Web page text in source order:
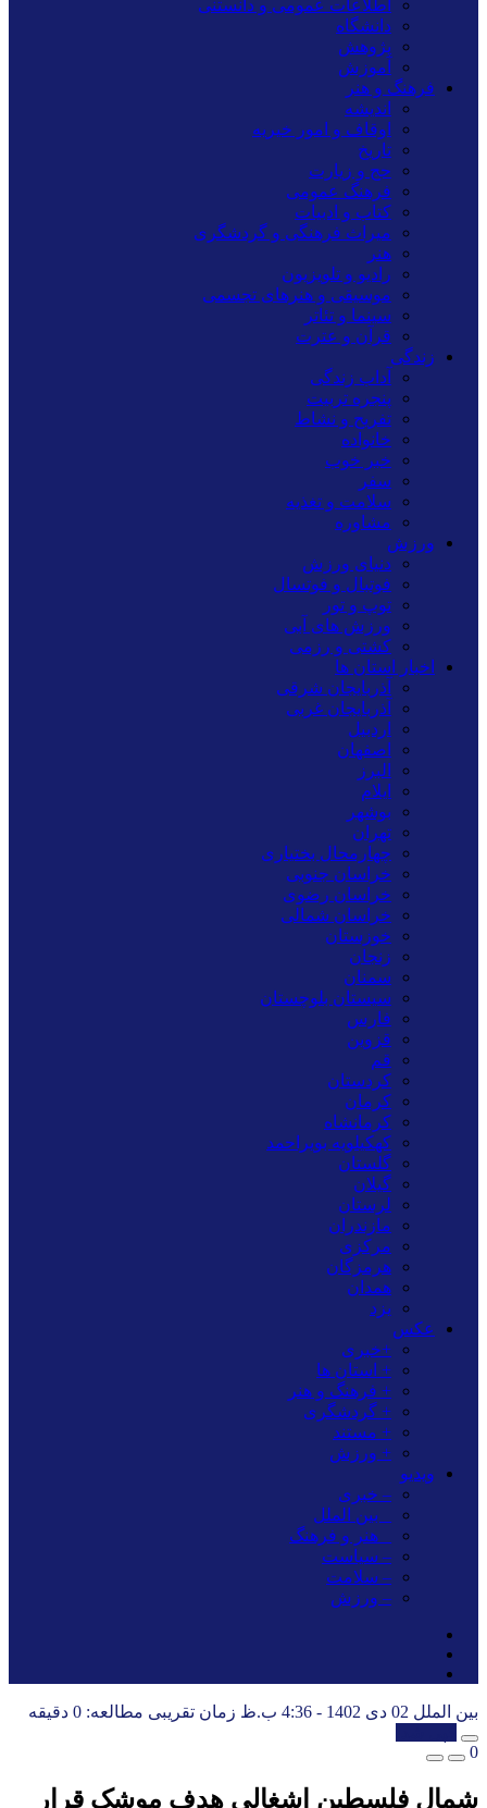
اطلاعات عمومی و دانستنی
دانشگاه
پژوهش
آموزش
فرهنگ و هنر
اندیشه
اوقاف و امور خیریه
تاریخ
حج و زیارت
فرهنگ عمومی
کتاب و ادبیات
میراث فرهنگی و گردشگری
هنر
رادیو و تلویزیون
موسیقی و هنرهای تجسمی
سینما و تئاتر
قرآن و عترت
زندگی
آداب زندگی
پنجره تربیت
تفریح و نشاط
خانواده
خبر خوب
سفر
سلامت و تغذیه
مشاوره
ورزش
دنیای ورزش
فوتبال و فوتسال
توپ و تور
ورزش های آبی
کشتی و رزمی
اخبار استان ها
آذربایجان شرقی
آذربایجان غربی
اردبیل
اصفهان
البرز
ایلام
بوشهر
تهران
چهارمحال بختیاری
خراسان جنوبی
خراسان رضوی
خراسان شمالی
خوزستان
زنجان
سمنان
سیستان بلوچستان
فارس
قزوین
قم
کردستان
کرمان
کرمانشاه
کهکیلویه بویراحمد
گلستان
گیلان
لرستان
مازندران
مرکزی
هرمزگان
همدان
یزد
عکس
+خبری
+ استان ها
+ فرهنگ و هنر
+ گردشگری
+ مستند
+ ورزش
ویدیو
– خبری
_ بین الملل
_ هنر و فرهنگ
– سیاست
– سلامت
– ورزش
بین الملل 02 دی 1402 - 4:36 ب.ظ
زمان تقریبی مطالعه: 0 دقیقه
0
شمال فلسطین اشغالی هدف موشک قرار